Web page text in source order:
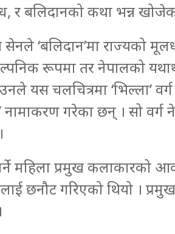
र बलिदानको कथा भन्न
‘बलिदान’मा राज्यको
रूपमा तर नेपालको
यस चलचित्रमा ‘भिल्ला’
गरेका छन् । सो वर्ग
गर्ने महिला प्रमुख कलाकारको
छनौट गरिएको थियो ।